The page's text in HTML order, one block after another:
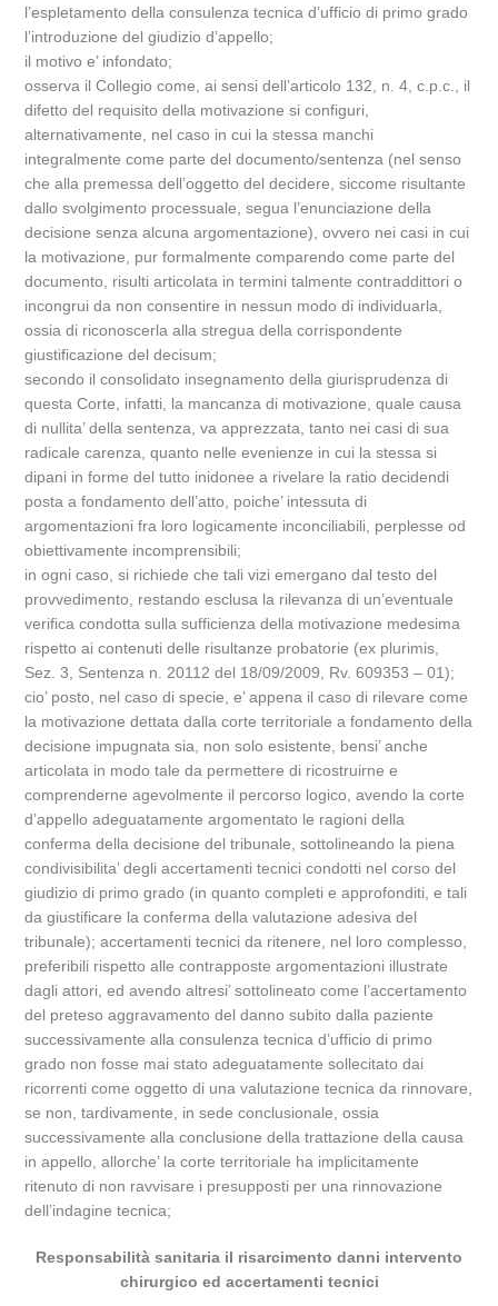
l’espletamento della consulenza tecnica d’ufficio di primo grado
l’introduzione del giudizio d’appello;
il motivo e’ infondato;
osserva il Collegio come, ai sensi dell’articolo 132, n. 4, c.p.c., il
difetto del requisito della motivazione si configuri,
alternativamente, nel caso in cui la stessa manchi
integralmente come parte del documento/sentenza (nel senso
che alla premessa dell’oggetto del decidere, siccome risultante
dallo svolgimento processuale, segua l’enunciazione della
decisione senza alcuna argomentazione), ovvero nei casi in cui
la motivazione, pur formalmente comparendo come parte del
documento, risulti articolata in termini talmente contraddittori o
incongrui da non consentire in nessun modo di individuarla,
ossia di riconoscerla alla stregua della corrispondente
giustificazione del decisum;
secondo il consolidato insegnamento della giurisprudenza di
questa Corte, infatti, la mancanza di motivazione, quale causa
di nullita’ della sentenza, va apprezzata, tanto nei casi di sua
radicale carenza, quanto nelle evenienze in cui la stessa si
dipani in forme del tutto inidonee a rivelare la ratio decidendi
posta a fondamento dell’atto, poiche’ intessuta di
argomentazioni fra loro logicamente inconciliabili, perplesse od
obiettivamente incomprensibili;
in ogni caso, si richiede che tali vizi emergano dal testo del
provvedimento, restando esclusa la rilevanza di un’eventuale
verifica condotta sulla sufficienza della motivazione medesima
rispetto ai contenuti delle risultanze probatorie (ex plurimis,
Sez. 3, Sentenza n. 20112 del 18/09/2009, Rv. 609353 – 01);
cio’ posto, nel caso di specie, e’ appena il caso di rilevare come
la motivazione dettata dalla corte territoriale a fondamento della
decisione impugnata sia, non solo esistente, bensi’ anche
articolata in modo tale da permettere di ricostruirne e
comprenderne agevolmente il percorso logico, avendo la corte
d’appello adeguatamente argomentato le ragioni della
conferma della decisione del tribunale, sottolineando la piena
condivisibilita’ degli accertamenti tecnici condotti nel corso del
giudizio di primo grado (in quanto completi e approfonditi, e tali
da giustificare la conferma della valutazione adesiva del
tribunale); accertamenti tecnici da ritenere, nel loro complesso,
preferibili rispetto alle contrapposte argomentazioni illustrate
dagli attori, ed avendo altresi’ sottolineato come l’accertamento
del preteso aggravamento del danno subito dalla paziente
successivamente alla consulenza tecnica d’ufficio di primo
grado non fosse mai stato adeguatamente sollecitato dai
ricorrenti come oggetto di una valutazione tecnica da rinnovare,
se non, tardivamente, in sede conclusionale, ossia
successivamente alla conclusione della trattazione della causa
in appello, allorche’ la corte territoriale ha implicitamente
ritenuto di non ravvisare i presupposti per una rinnovazione
dell’indagine tecnica;
Responsabilità sanitaria il risarcimento danni intervento
chirurgico ed accertamenti tecnici